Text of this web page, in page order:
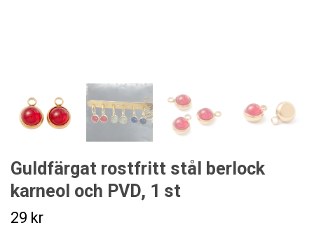
Guldfärgat rostfritt stål berlock
karneol och PVD, 1 st
29 kr